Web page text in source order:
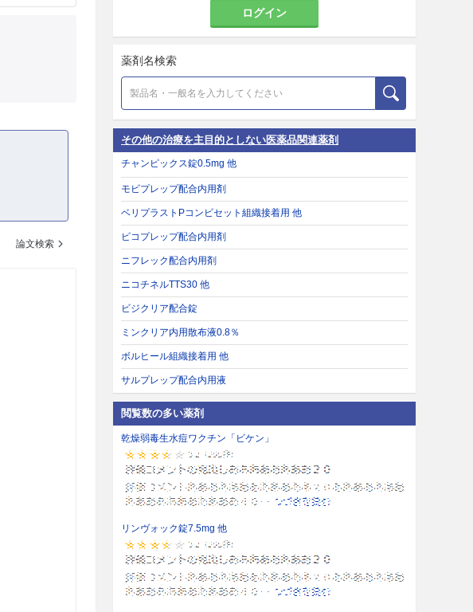
論文検索
ログイン
薬剤名検索
その他の治療を主目的としない医薬品関連薬剤
チャンピックス錠0.5mg 他
モビプレップ配合内用剤
ベリプラストPコンビセット組織接着用 他
ピコプレップ配合内用剤
ニフレック配合内用剤
ニコチネルTTS30 他
ビジクリア配合錠
ミンクリア内用散布液0.8％
ボルヒール組織接着用 他
サルプレップ配合内用液
閲覧数の多い薬剤
乾燥弱毒生水痘ワクチン「ビケン」
リンヴォック錠7.5mg 他